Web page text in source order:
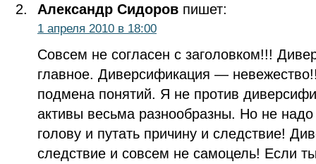
Александр Сидоров пишет:
1 апреля 2010 в 18:00
Совсем не согласен с заголовком!!!
главное. Диверсификация —
подмена понятий. Я не против
активы весьма разнообразны. Но не надо
голову и путать причину и следствие!
следствие и совсем не самоцель! Если